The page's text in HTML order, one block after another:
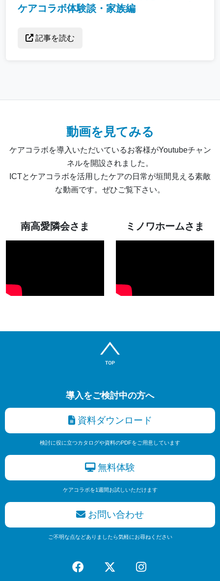
ケアコラボ体験談・家族編
記事を読む
動画を見てみる
ケアコラボを導入いただいているお客様がYoutubeチャン
ネルを開設されました。
ICTとケアコラボを活用したケアの日常が垣間見える素敵
な動画です。ぜひご覧下さい。
南高愛隣会さま ミノワホームさま
導入をご検討中の方へ
資料ダウンロード
検討に役に立つカタログや資料のPDFをご用意しています
無料体験
ケアコラボを1週間お試しいただけます
お問い合わせ
ご不明な点などありましたら気軽にお尋ねください